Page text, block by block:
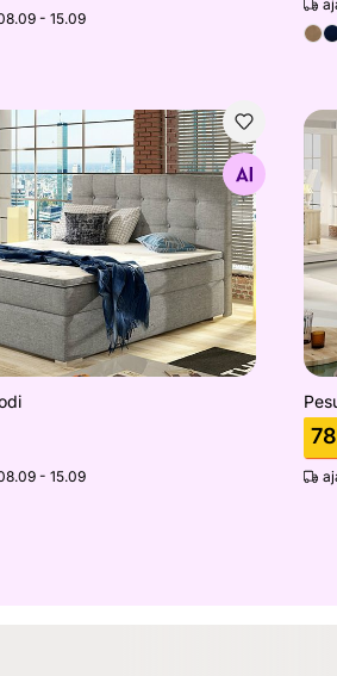
- 15.09
Otsi sarnaseid
- 15.09